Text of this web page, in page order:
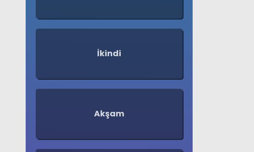
WhatsApp
İkindi
Akşam